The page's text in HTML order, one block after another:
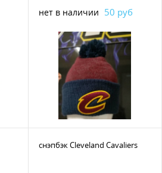
нет в наличии 50 руб
снэпбэк Cleveland Cavaliers